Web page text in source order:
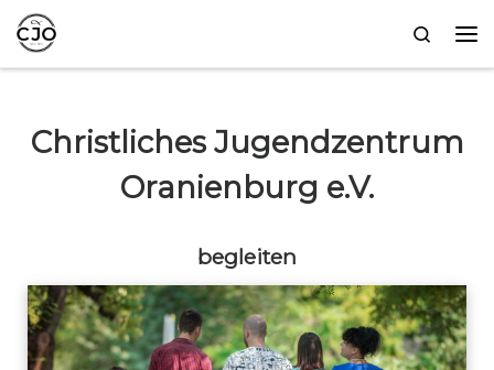
Zum Inhalt springen
Search
Christliches Jugendzentrum
Oranienburg e.V.
begleiten